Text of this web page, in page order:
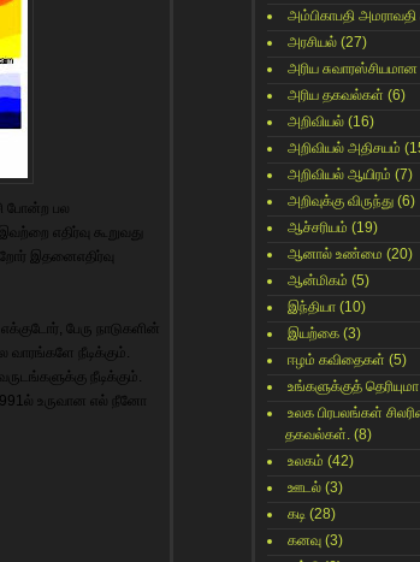
போன்ற பல
எதிர்வு கூறுவது
இதனைஎதிர்வு
பேரு நாடுகளின்
நீடிக்கும்.
நீடிக்கும்.
உருவான எல் நீனோ
அம்பிகாபதி
அரசியல் (27)
அரிய
அரிய தகவல்கள் (6)
அறிவியல் (16)
அறிவியல் அதிசயம்
அறிவியல் ஆயிரம் (7)
அறிவுக்கு விருந்து (6)
ஆச்சரியம் (19)
ஆனால் உண்மை (20)
ஆன்மிகம் (5)
இந்தியா (10)
இயற்கை (3)
ஈழம் கவிதைகள் (5)
உங்களுக்குத் தெரியுமா
உலக பிரபலங்கள்
தகவல்கள். (8)
உலகம் (42)
ஊடல் (3)
கடி (28)
கனவு (3)